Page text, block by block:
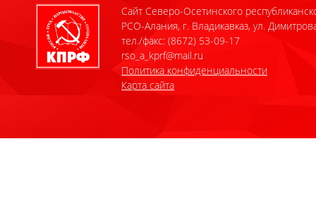
Сайт Северо-Осетинского
РСО-Алания, г. Владикавказ, ул.
тел./факс: (8672) 53-09-17
rso_a_kprf@mail.ru
Политика конфиденциальности
Карта сайта